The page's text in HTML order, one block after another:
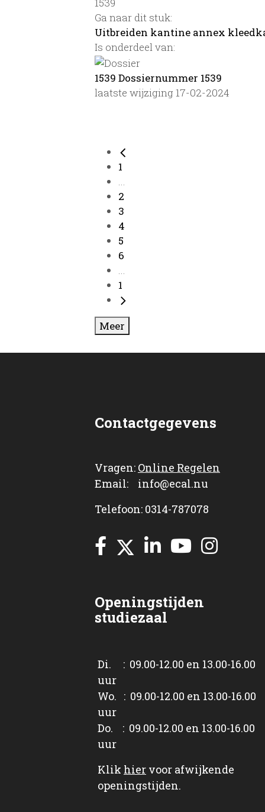
Ga naar dit stuk:
Uitbreiden kantine annex
Is onderdeel van:
1539 Dossiernummer 1539
laatste wijziging 17-02-2024
1
...
2
3
4
5
6
...
1
Meer
Contactgegevens
Vragen: Online Regelen
Email: info@ecal.nu
Telefoon: 0314-787078
Openingstijden
studiezaal
Di. : 09.00-12.00 en 13.00-16.00
uur
Wo. : 09.00-12.00 en 13.00-16.00
uur
Do. : 09.00-12.00 en 13.00-16.00
uur
Klik hier voor afwijkende
openingstijden.